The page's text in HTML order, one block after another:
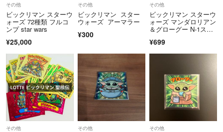
その他
ビックリマン スターウ
ォーズ 72種類 フルコ
ンプ star wars
¥25,000
その他
ビックリマン スター
ウォーズ アーマラー
¥300
その他
ビックリマン スターウ
ォーズ マンダロリアン
＆グローグー N-1スタ
¥699
その他 その他 その他